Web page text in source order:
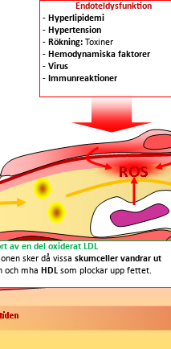
Endoteldysfunktion
- Hyperlipidemi
- Hypertension
- Rökning: Toxiner
- Hemodynamiska faktorer
- Virus
- Immunreaktioner
av en del oxiderat LDL
sker då vissa skumceller vandrar ut
och mha HDL som plockar upp fettet.